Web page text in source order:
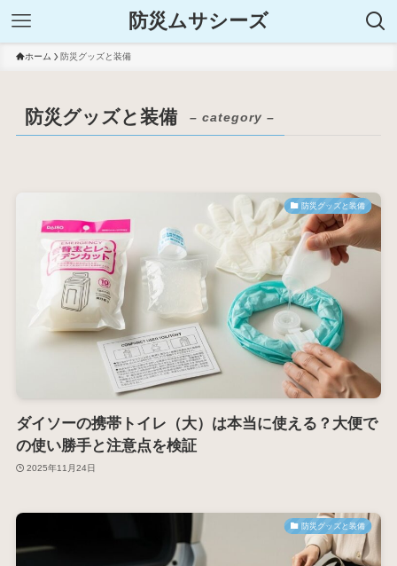
防災ムサシーズ
ホーム 防災グッズと装備
防災グッズと装備 – category –
防災グッズと装備
ダイソーの携帯トイレ（大）は本当に使える？大便で
の使い勝手と注意点を検証
2025年11月24日
防災グッズと装備